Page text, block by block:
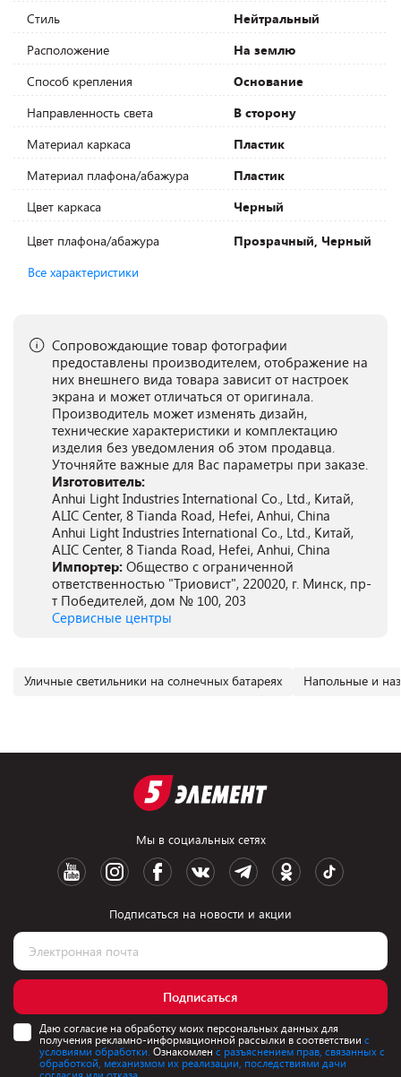
Стиль
Нейтральный
Расположение
На землю
Способ крепления
Основание
Направленность света
В сторону
Материал каркаса
Пластик
Материал плафона/абажура
Пластик
Цвет каркаса
Черный
Цвет плафона/абажура
Прозрачный, Черный
Все характеристики
Сопровождающие товар фотографии
предоставлены производителем, отображение на
них внешнего вида товара зависит от настроек
экрана и может отличаться от оригинала.
Производитель может изменять дизайн,
технические характеристики и комплектацию
изделия без уведомления об этом продавца.
Уточняйте важные для Вас параметры при заказе.
Изготовитель:
Anhui Light Industries International Co., Ltd., Китай,
ALIC Center, 8 Tianda Road, Hefei, Anhui, China
Anhui Light Industries International Co., Ltd., Китай,
ALIC Center, 8 Tianda Road, Hefei, Anhui, China
Импортер: Общество с ограниченной
ответственностью "Триовист", 220020, г. Минск, пр-
т Победителей, дом № 100, 203
Сервисные центры
Уличные светильники на солнечных батареях Напольные и
Мы в социальных сетях
Подписаться на новости и акции
Подписаться
Даю согласие на обработку моих персональных данных для
получения рекламно-информационной рассылки в соответствии с
условиями обработки. Ознакомлен с разъяснением прав, связанных с
обработкой, механизмом их реализации, последствиями дачи